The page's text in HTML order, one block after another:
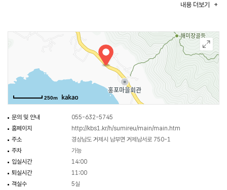
내용 더보기
250m
문의 및 안내
055-632-5745
홈페이지
http://kbs1.kr/h/sumireu/main/main.htm
주소
경상남도 거제시 남부면 거제남서로 750-1
주차
가능
입실시간
14:00
퇴실시간
11:00
객실수
5실